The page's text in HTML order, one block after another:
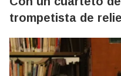
trompetista de